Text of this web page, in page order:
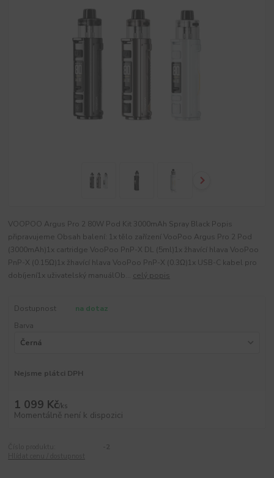
VOOPOO Argus Pro 2 80W Pod Kit 3000mAh Spray Black Popis
připravujeme Obsah balení: 1x tělo zařízení VooPoo Argus Pro 2 Pod
(3000mAh)1x cartridge VooPoo PnP-X DL (5ml)1x žhavící hlava VooPoo
PnP-X (0.15Ω)1x žhavící hlava VooPoo PnP-X (0.3Ω)1x USB-C kabel pro
dobíjení1x uživatelský manuálOb... celý popis
Dostupnost
na dotaz
Barva
Nejsme plátci DPH
1 099 Kč/ks
Momentálně není k dispozici